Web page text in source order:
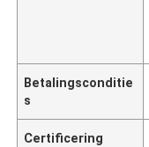
Betalingsconditie
s
Certificering